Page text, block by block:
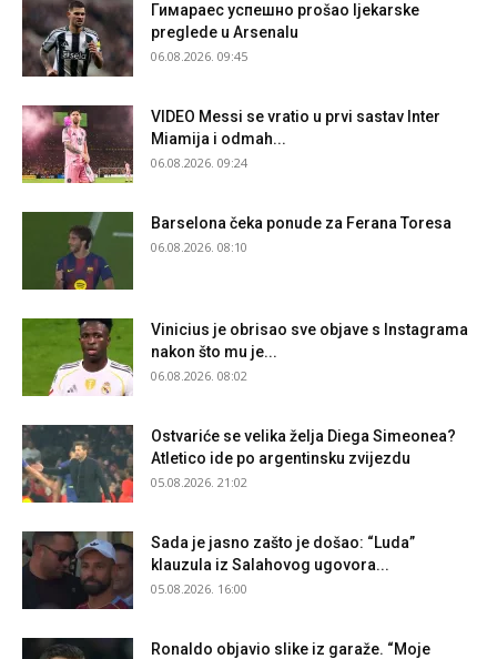
Гимараеc успешно prošao ljekarske
preglede u Arsenalu
06.08.2026. 09:45
VIDEO Messi se vratio u prvi sastav Inter
Miamija i odmah...
06.08.2026. 09:24
Barselona čeka ponude za Ferana Toresa
06.08.2026. 08:10
Vinicius je obrisao sve objave s Instagrama
nakon što mu je...
06.08.2026. 08:02
Ostvariće se velika želja Diega Simeonea?
Atletico ide po argentinsku zvijezdu
05.08.2026. 21:02
Sada je jasno zašto je došao: “Luda”
klauzula iz Salahovog ugovora...
05.08.2026. 16:00
Ronaldo objavio slike iz garaže. “Moje